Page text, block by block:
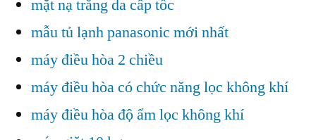
mặt nạ trắng da cấp tốc
mẫu tủ lạnh panasonic mới nhất
máy điều hòa 2 chiều
máy điều hòa có chức năng lọc không khí
máy điều hòa độ ẩm lọc không khí